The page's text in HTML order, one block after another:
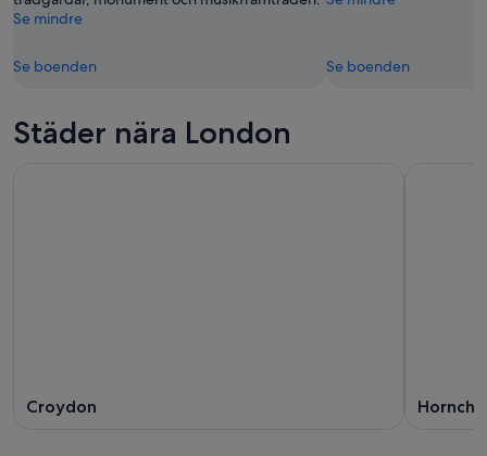
Se mindre
Se boenden Se boenden
Städer nära London
Croydon